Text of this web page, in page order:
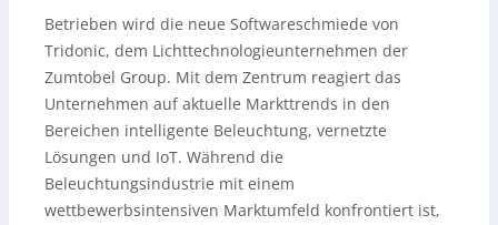
Betrieben wird die neue Softwareschmiede von
Tridonic, dem Lichttechnologieunternehmen der
Zumtobel Group. Mit dem Zentrum reagiert das
Unternehmen auf aktuelle Markttrends in den
Bereichen intelligente Beleuchtung, vernetzte
Lösungen und IoT. Während die
Beleuchtungsindustrie mit einem
wettbewerbsintensiven Marktumfeld konfrontiert ist,